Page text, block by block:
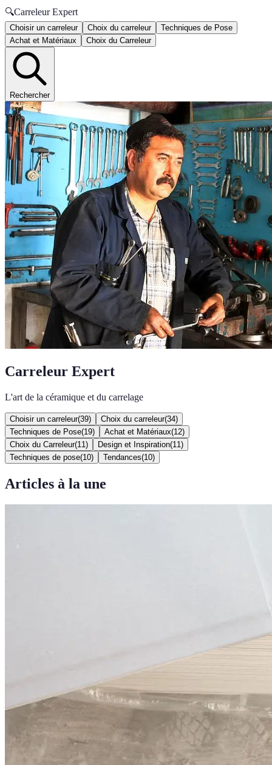
🔍Carreleur Expert
Choisir un carreleur Choix du carreleur
Techniques de Pose
Achat et Matériaux
Choix du Carreleur
Rechercher
Carreleur Expert
L'art de la céramique et du carrelage
Choisir un carreleur(39) Choix du carreleur(34)
Techniques de Pose(19) Achat et Matériaux(12)
Choix du Carreleur(11 ) Design et Inspiration(11 )
Techniques de pose(10) Tendances(10)
Articles à la une